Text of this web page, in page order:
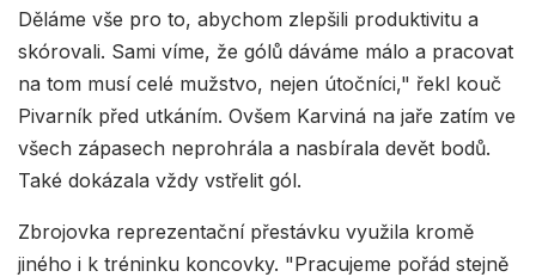
Děláme vše pro to, abychom zlepšili produktivitu a
skórovali. Sami víme, že gólů dáváme málo a pracovat
na tom musí celé mužstvo, nejen útočníci," řekl kouč
Pivarník před utkáním. Ovšem Karviná na jaře zatím ve
všech zápasech neprohrála a nasbírala devět bodů.
Také dokázala vždy vstřelit gól.
Zbrojovka reprezentační přestávku využila kromě
jiného i k tréninku koncovky. "Pracujeme pořád stejně